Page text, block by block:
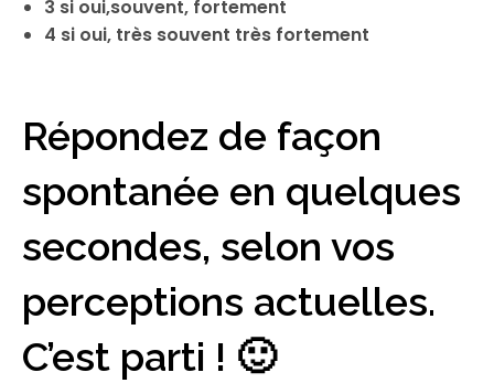
3 si oui,souvent, fortement
4 si oui, très souvent très fortement
Répondez de façon
spontanée en quelques
secondes, selon vos
perceptions actuelles.
C’est parti ! 🙂